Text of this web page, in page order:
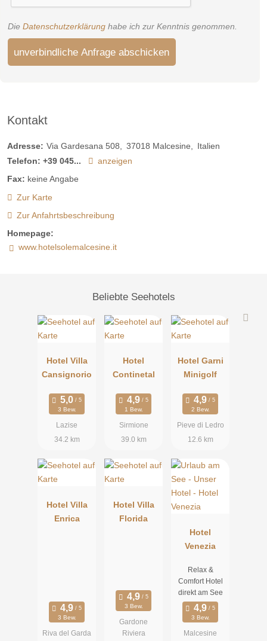
Die Datenschutzerklärung habe ich zur Kenntnis genommen.
unverbindliche Anfrage abschicken
Kontakt
Adresse: Via Gardesana 508 37018 Malcesine
Italien
Telefon: +39 045...
anzeigen
Fax: keine Angabe
Zur Karte
Zur Anfahrtsbeschreibung
Homepage:
www.hotelsolemalcesine.it
Beliebte Seehotels
Hotel Villa
Cansignorio
3 Bew.
Lazise
34.2 km
Hotel
Continetal
1 Bew.
Sirmione
39.0 km
Hotel Garni
Minigolf
2 Bew.
Pieve di Ledro
12.6 km
Hotel Villa
Enrica
3 Bew.
Riva del Garda
Hotel Villa
Florida
3 Bew.
Gardone
Riviera
Hotel
Venezia
Relax &
Comfort Hotel
direkt am See
3 Bew.
Malcesine